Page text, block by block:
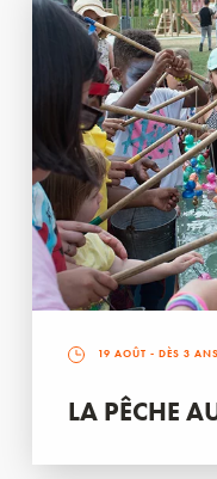
19 AOÛT - DÈS 3 ANS
LA PÊCHE